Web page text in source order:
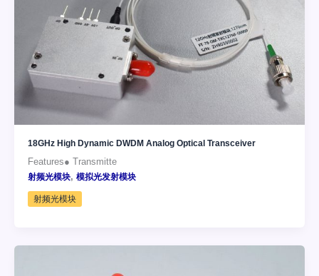
18GHz High Dynamic DWDM Analog Optical Transceiver
Features● Transmitte
射频光模块, 模拟光发射模块
射频光模块